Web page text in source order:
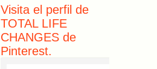
Visita el perfil de
TOTAL LIFE
CHANGES de
Pinterest.